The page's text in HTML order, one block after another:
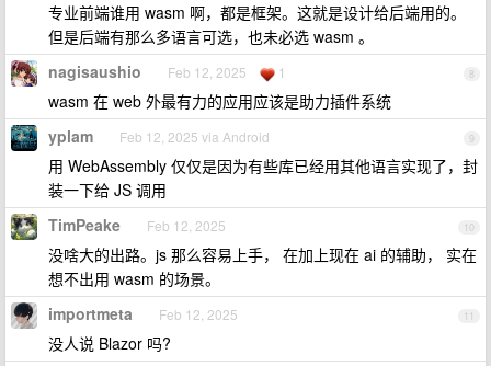
专业前端谁用 wasm 啊，都是框架。这就是设计给后端用的。
但是后端有那么多语言可选，也未必选 wasm 。
8
nagisaushio Feb 12, 2025 1
wasm 在 web 外最有力的应用应该是助力插件系统
9
yplam Feb 12, 2025 via Android
用 WebAssembly 仅仅是因为有些库已经用其他语言实现了，封
装一下给 JS 调用
10
TimPeake Feb 12, 2025
没啥大的出路。js 那么容易上手， 在加上现在 ai 的辅助， 实在
想不出用 wasm 的场景。
11
importmeta Feb 12, 2025
没人说 Blazor 吗?